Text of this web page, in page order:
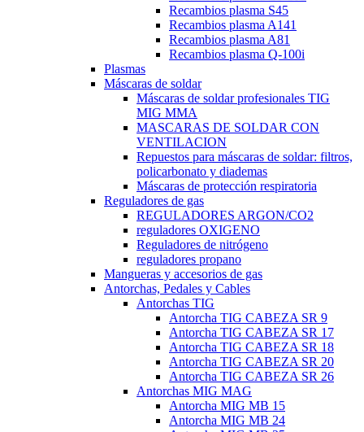
Recambios plasma S45
Recambios plasma A141
Recambios plasma A81
Recambios plasma Q-100i
Plasmas
Máscaras de soldar
Máscaras de soldar profesionales TIG
MIG MMA
MASCARAS DE SOLDAR CON
VENTILACION
Repuestos para máscaras de soldar: filtros,
policarbonato y diademas
Máscaras de protección respiratoria
Reguladores de gas
REGULADORES ARGON/CO2
reguladores OXIGENO
Reguladores de nitrógeno
reguladores propano
Mangueras y accesorios de gas
Antorchas, Pedales y Cables
Antorchas TIG
Antorcha TIG CABEZA SR 9
Antorcha TIG CABEZA SR 17
Antorcha TIG CABEZA SR 18
Antorcha TIG CABEZA SR 20
Antorcha TIG CABEZA SR 26
Antorchas MIG MAG
Antorcha MIG MB 15
Antorcha MIG MB 24